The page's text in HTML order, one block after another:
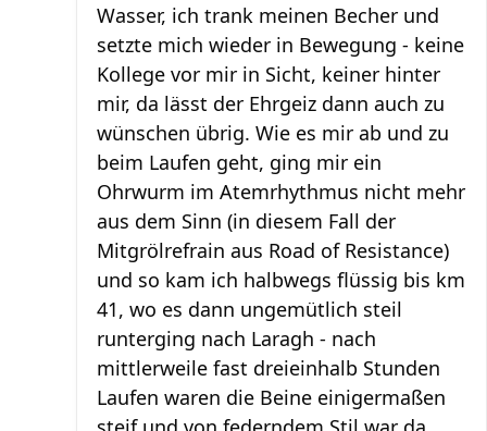
Wasser, ich trank meinen Becher und
setzte mich wieder in Bewegung - keine
Kollege vor mir in Sicht, keiner hinter
mir, da lässt der Ehrgeiz dann auch zu
wünschen übrig. Wie es mir ab und zu
beim Laufen geht, ging mir ein
Ohrwurm im Atemrhythmus nicht mehr
aus dem Sinn (in diesem Fall der
Mitgrölrefrain aus Road of Resistance)
und so kam ich halbwegs flüssig bis km
41, wo es dann ungemütlich steil
runterging nach Laragh - nach
mittlerweile fast dreieinhalb Stunden
Laufen waren die Beine einigermaßen